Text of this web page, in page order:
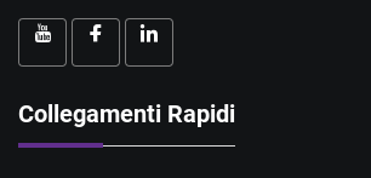
Collegamenti Rapidi